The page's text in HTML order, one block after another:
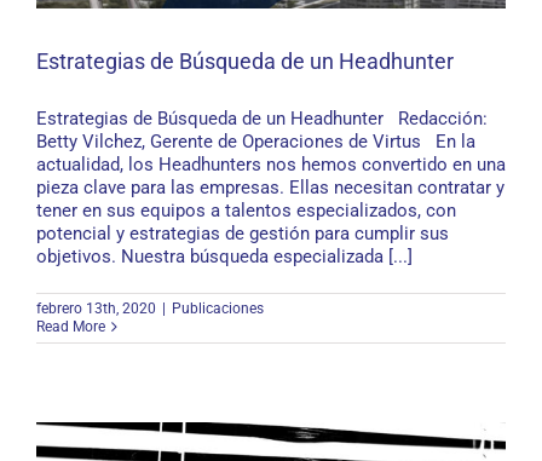
Estrategias de Búsqueda de un Headhunter
Estrategias de Búsqueda de un Headhunter
Estrategias de Búsqueda de un Headhunter Redacción:
Betty Vilchez, Gerente de Operaciones de Virtus En la
actualidad, los Headhunters nos hemos convertido en una
pieza clave para las empresas. Ellas necesitan contratar y
tener en sus equipos a talentos especializados, con
potencial y estrategias de gestión para cumplir sus
objetivos. Nuestra búsqueda especializada [...]
febrero 13th, 2020 | Publicaciones
Read More